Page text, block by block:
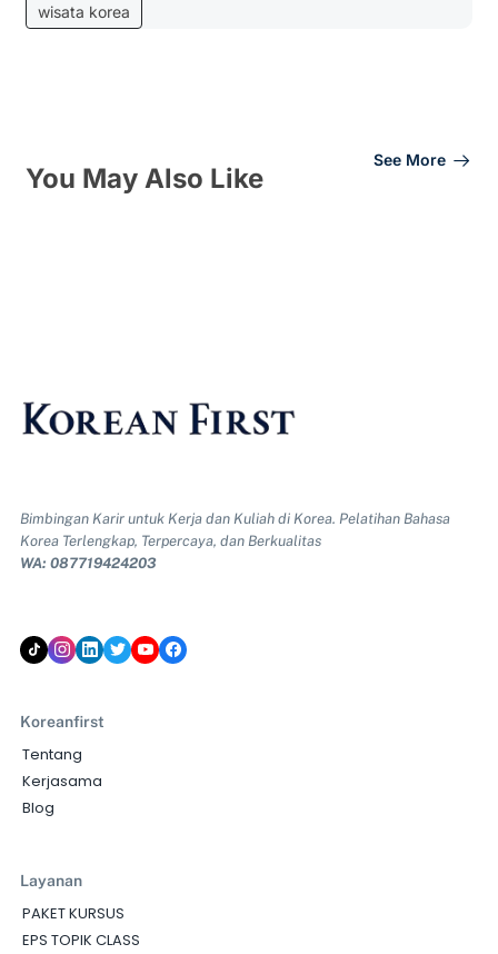
wisata korea
You May Also Like
See More
Bimbingan Karir untuk Kerja dan Kuliah di Korea. Pelatihan Bahasa
Korea Terlengkap, Terpercaya, dan Berkualitas
WA: 087719424203
Koreanfirst
Tentang
Kerjasama
Blog
Layanan
PAKET KURSUS
EPS TOPIK CLASS